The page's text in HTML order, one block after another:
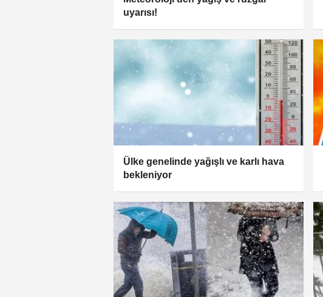
uyarısı!
Ülke genelinde yağışlı ve karlı hava
bekleniyor